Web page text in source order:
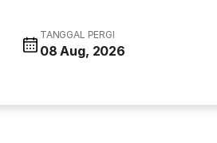
TANGGAL PERGI
08 Aug, 2026